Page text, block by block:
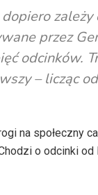
przez
odcinków.
– licząc
na społeczny
o odcinki